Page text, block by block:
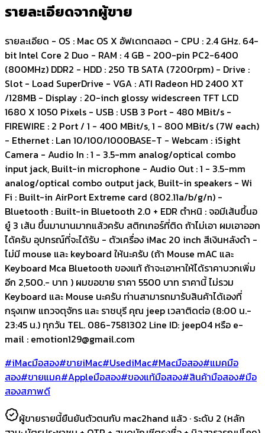
รายละเอียดจากผู้ขาย
รายละเอียด - OS : Mac OS X อัฟเดทตลอด - CPU : 2.4 GHz. 64-
bit Intel Core 2 Duo - RAM : 4 GB - 200-pin PC2-6400
(800MHz) DDR2 - HDD : 250 TB SATA (7200rpm) - Drive :
Slot - Load SuperDrive - VGA : ATI Radeon HD 2400 XT
/128MB - Display : 20-inch glossy widescreen TFT LCD
1680 X 1050 Pixels - USB : USB 3 Port - 480 MBit/s -
FIREWIRE : 2 Port / 1 - 400 MBit/s, 1 - 800 MBit/s (7W each)
- Ethernet : Lan 10/100/1000BASE-T - Webcam : iSight
Camera - Audio In : 1 - 3.5-mm analog/optical combo
input jack, Built-in microphone - Audio Out : 1 - 3.5-mm
analog/optical combo output jack, Built-in speakers - Wi
Fi : Built-in AirPort Extreme card (802.11a/b/g/n) -
Bluetooth : Built-in Bluetooth 2.0 + EDR ตำหนิ : จอมีเส้นขึ้นอ
ยู๋ 3 เส้น ขึ้นมานานมากแล้วครับ สติกเกอร์ที่ติด ถ้าไม่เอา ผมเอาออก
ได้ครับ อุปกรณ์ที่จะได้รับ - ตัวเครื่อง iMac 20 inch สีเงินหลังดำ -
ไม่มี mouse และ keyboard ให้นะครับ (ถ้า Mouse mAC และ
Keyboard Mca Bluetooth ของแท้ ถ้าจะเอาหาให้ได้ราคาบวกเพิ่ม
อีก 2,500.- บาท ) ผมขอขาย ราคา 5500 บาท ราคานี้ ไม่รวม
Keyboard และ Mouse นะครับ ท่านสามารถมารับสินค้าได้เองที่
กรุงเทพ แถวจตุจักร และ ราชบุรี คุณ jeep เวลาติดต่อ (8:00 น.-
23:45 น.) ทุกวัน TEL. 086-7581302 Line ID: jeep04 หรือ e-
mail : emotion129@gmail.com
#iMacมือสอง#ขายiMac#UsediMac#Macมือสอง#แมคมือ
สอง#ขายแมค#Appleมือสอง#ของแท้มือสอง#สินค้ามือสอง#มือ
สองสภาพดี
ผู้ขายรายนี้ยืนยันตัวตนกับ mac2hand แล้ว · ระดับ 2 (หลัก